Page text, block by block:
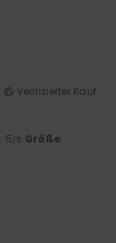
Verifizierter Kauf
: 5/5 Größe: